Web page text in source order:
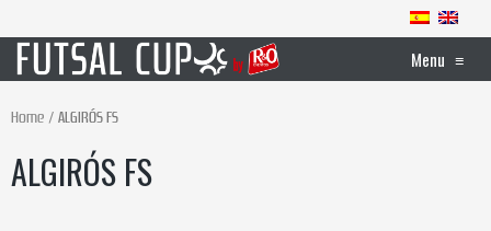
Menu ≡
Home ALGIRÓS FS
ALGIRÓS FS